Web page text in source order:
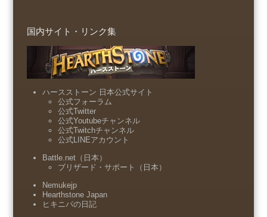
国内サイト・リンク集
ハースストーン 日本公式サイト
公式フォーラム
公式Twitter
公式Youtubeチャンネル
公式Twitchチャンネル
公式LINEアカウント
Battle.net（日本）
ブリザード・サポート（日本）
Nemukejp
Hearthstone Japan
ヒキニパの日記